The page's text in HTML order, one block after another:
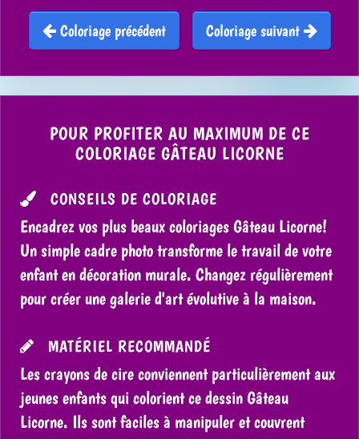
Coloriage précédent Coloriage suivant
POUR PROFITER AU MAXIMUM DE CE
COLORIAGE GÂTEAU LICORNE
CONSEILS DE COLORIAGE
Encadrez vos plus beaux coloriages Gâteau Licorne!
Un simple cadre photo transforme le travail de votre
enfant en décoration murale. Changez régulièrement
pour créer une galerie d'art évolutive à la maison.
MATÉRIEL RECOMMANDÉ
Les crayons de cire conviennent particulièrement aux
jeunes enfants qui colorient ce dessin Gâteau
Licorne. Ils sont faciles à manipuler et couvrent